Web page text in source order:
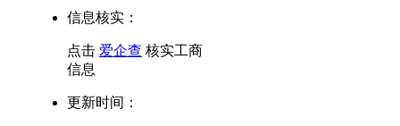
信息核实：
点击 爱企查 核实工商
信息
更新时间：